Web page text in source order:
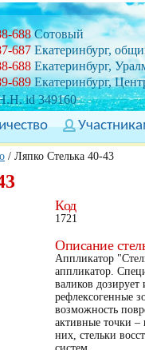
id 349160
688Сотовый
687 Екатеринбург,
688 Екатеринбург,
689 Екатеринбург,
/ Ляпко Стелька 40-43
Код
1721
Описание
Аппликатор
аппликатор.
валиков дозирует
рефлексогенные
возможность
активные точки –
них, стельки